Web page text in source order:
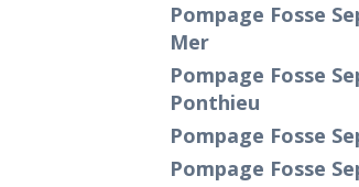
Pompage Fosse
Mer
Pompage Fosse
Ponthieu
Pompage Fosse
Pompage Fosse